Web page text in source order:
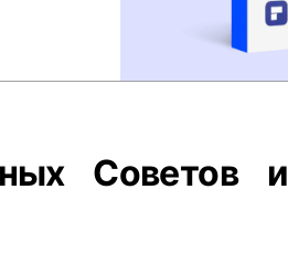
Советов и